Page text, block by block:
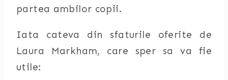
partea ambilor copii.
Iata cateva din sfaturile oferite de
Laura Markham, care sper sa va fie
utile: